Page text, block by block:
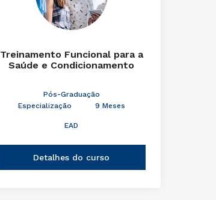
Treinamento Funcional para a
Saúde e Condicionamento
Pós-Graduação
Especialização
9 Meses
EAD
Detalhes do curso